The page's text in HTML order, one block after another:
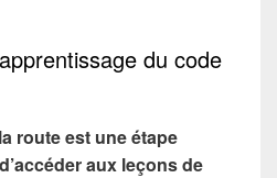
du code
route est une étape
aux leçons de